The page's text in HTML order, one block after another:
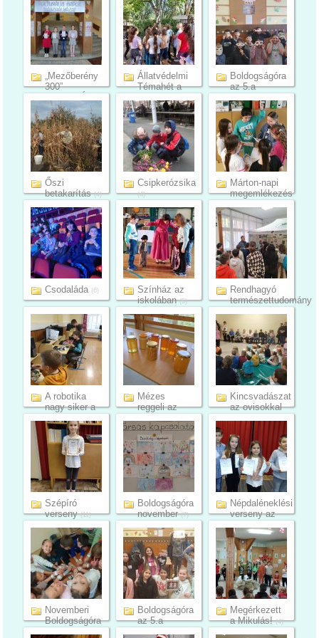
„Mezőberény
300”
NA... (5)
Állatvédelmi
Témahét a
Boldogságóra
az 5.a
(11)
Őszi
betakarítás (4)
Csipkerózsika
(4)
Márton-napi
megemlékezés
Csodaláda (6)
Színház az
iskolában (5)
Rendhagyó
természettudomány
A robotika
nagy siker a
Mézes
reggeli az
tagozato...
(20)
Kincsvadászat
az ovisokkal
Szépíró
verseny (11)
Boldogságóra
november (7)
Népdaléneklési
verseny az
Novemberi
Boldogságóra
Boldogságóra
az 5.a
Megérkezett
a Mikulás! (4)